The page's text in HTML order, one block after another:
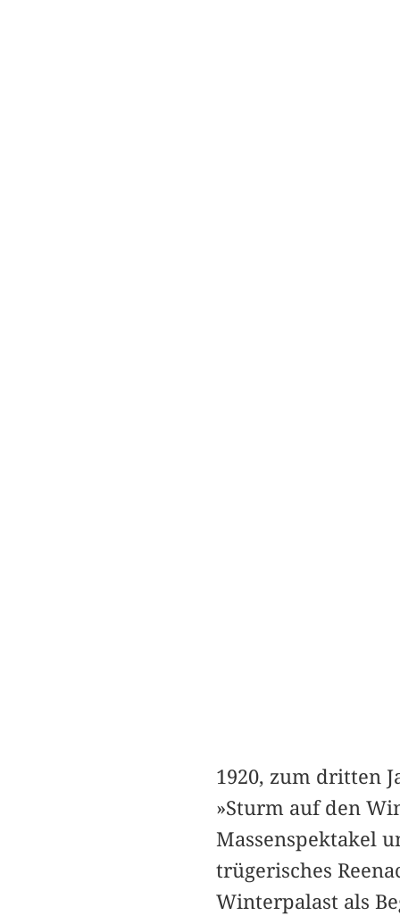
1920, zum dritten
»Sturm auf den
Massenspektakel
trügerisches
Winterpalast als